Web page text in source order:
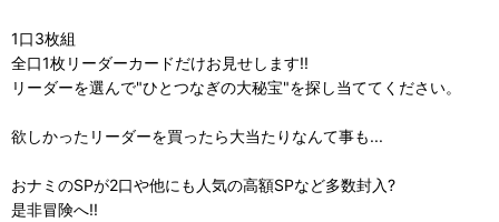
1口3枚組
全口1枚リーダーカードだけお見せします!!
リーダーを選んで"ひとつなぎの大秘宝"を探し当ててください。
欲しかったリーダーを買ったら大当たりなんて事も...
おナミのSPが2口や他にも人気の高額SPなど多数封入?
是非冒険へ!!